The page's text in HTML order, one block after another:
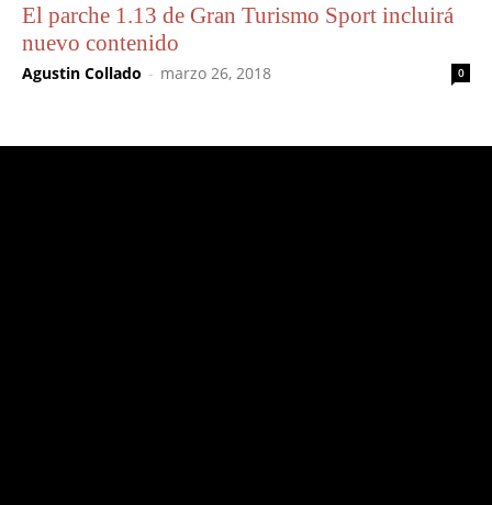
El parche 1.13 de Gran Turismo Sport incluirá
nuevo contenido
Agustin Collado - marzo 26, 2018 0